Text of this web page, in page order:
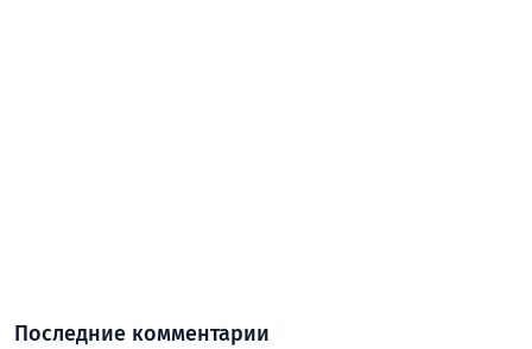
Последние комментарии